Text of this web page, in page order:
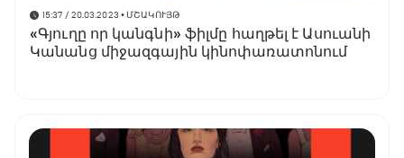
15:37 / 20.03.2023 • ՄՇԱԿՈՒՅԹ
«Գյուղը որ կանգնի» ֆիլմը հաղթել է Ասուանի
Կանանց միջազգային կինոփառատոնում